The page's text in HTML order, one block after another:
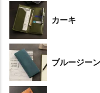
カーキ
ブルージーン